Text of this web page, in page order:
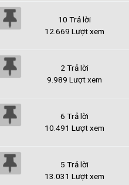
10 Trả lời
12.669 Lượt xem
2 Trả lời
9.989 Lượt xem
6 Trả lời
10.491 Lượt xem
5 Trả lời
13.031 Lượt xem